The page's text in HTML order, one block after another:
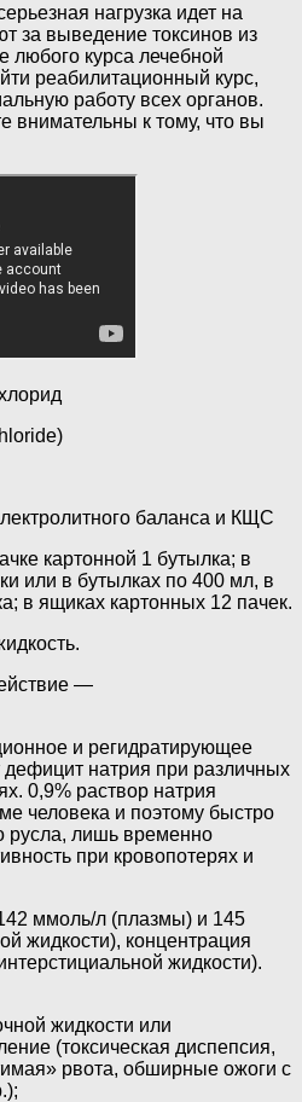
нагрузка идет на
за выведение токсинов из
любого курса лечебной
реабилитационный курс,
работу всех органов.
внимательны к тому, что вы
баланса и КЩС
картонной 1 бутылка; в
или в бутылках по 400 мл, в
в ящиках картонных 12 пачек.
—
и регидратирующее
дефицит натрия при различных
0,9% раствор натрия
человека и поэтому быстро
русла, лишь временно
при кровопотерях и
ммоль/л (плазмы) и 145
жидкости), концентрация
жидкости).
жидкости или
(токсическая диспепсия,
рвота, обширные ожоги с